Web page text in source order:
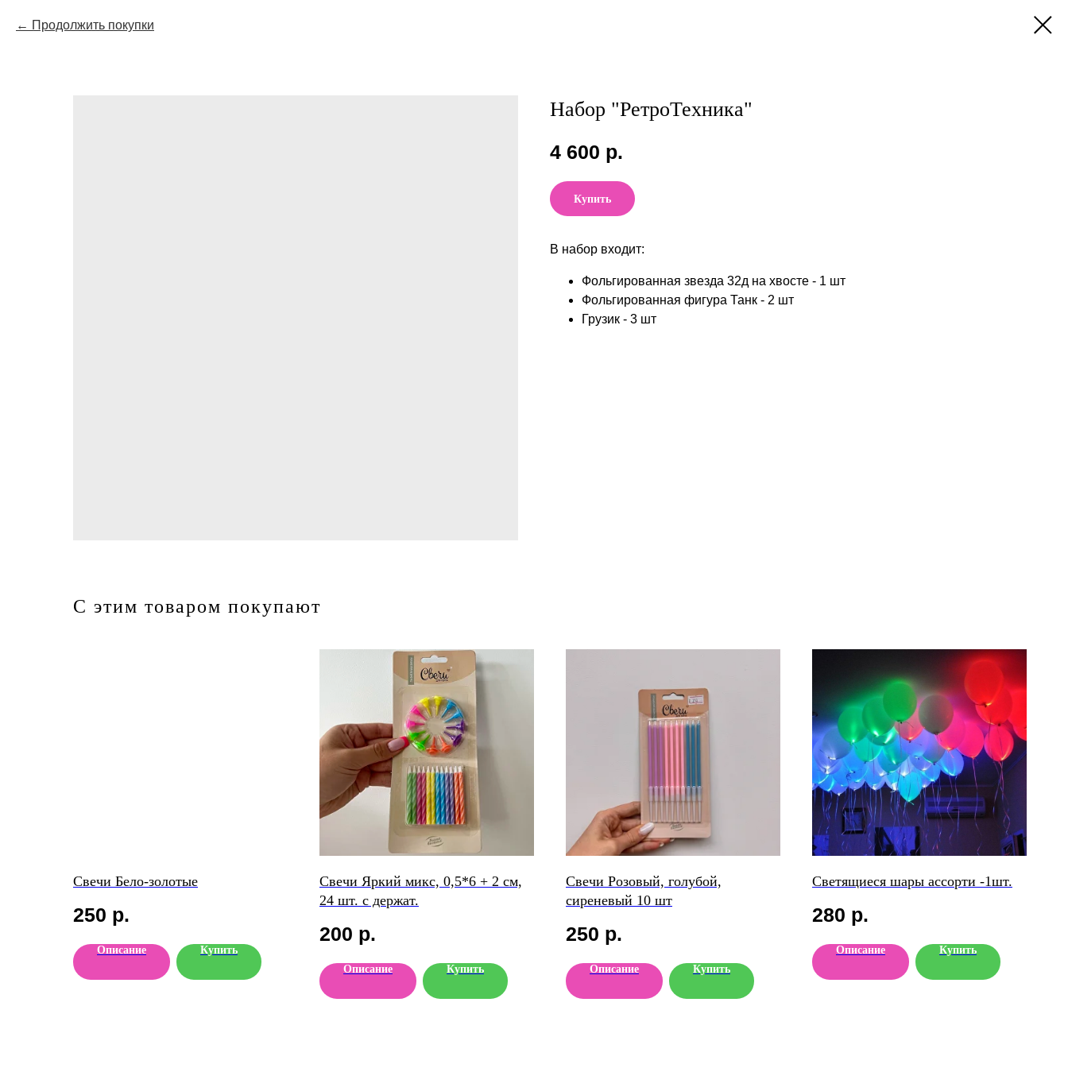
Продолжить покупки
Набор "РетроТехника"
4 600 р.
Купить
В набор входит:
Фольгированная звезда 32д на хвосте - 1 шт
Фольгированная фигура Танк - 2 шт
Грузик - 3 шт
С этим товаром покупают
Свечи Бело-золотые
250 р.
Описание Купить
Свечи Яркий микс, 0,5*6 + 2 см,
24 шт. с держат.
200 р.
Описание Купить
Свечи Розовый, голубой,
сиреневый 10 шт
250 р.
Описание Купить
Светящиеся шары ассорти -1шт.
280 р.
Описание Купить